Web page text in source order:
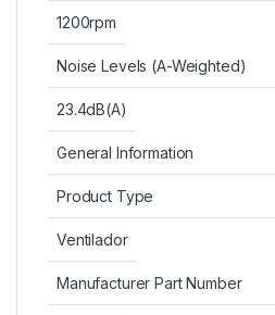
1200rpm
Noise Levels (A-Weighted)
23.4dB(A)
General Information
Product Type
Ventilador
Manufacturer Part Number